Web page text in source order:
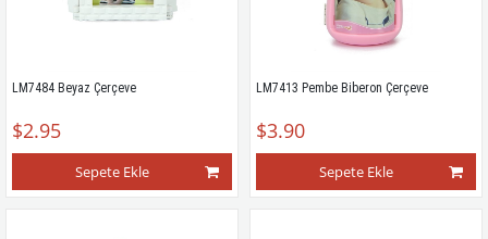
LM7484 Beyaz Çerçeve
$2.95
Sepete Ekle
LM7413 Pembe Biberon Çerçeve
$3.90
Sepete Ekle